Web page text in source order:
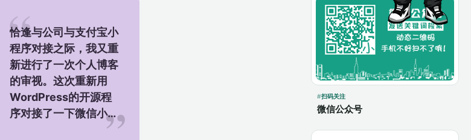
扫码关注
微信公众号
恰逢与公司与支付宝小
程序对接之际，我又重
新进行了一次个人博客
的审视。这次重新用
WordPress的开源程
序对接了一下微信小程
序，果然一段时间不学